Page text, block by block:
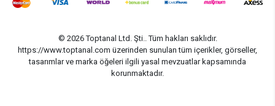
© 2026 Toptanal Ltd. Şti.. Tüm hakları saklıdır.
https://www.toptanal.com üzerinden sunulan tüm içerikler, görseller,
tasarımlar ve marka öğeleri ilgili yasal mevzuatlar kapsamında
korunmaktadır.